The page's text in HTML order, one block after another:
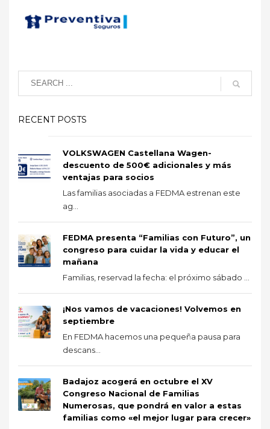
RECENT POSTS
VOLKSWAGEN Castellana Wagen-
descuento de 500€ adicionales y más
ventajas para socios
Las familias asociadas a FEDMA estrenan este
ag...
FEDMA presenta “Familias con Futuro”, un
congreso para cuidar la vida y educar el
mañana
Familias, reservad la fecha: el próximo sábado ...
¡Nos vamos de vacaciones! Volvemos en
septiembre
En FEDMA hacemos una pequeña pausa para
descans...
Badajoz acogerá en octubre el XV
Congreso Nacional de Familias
Numerosas, que pondrá en valor a estas
familias como «el mejor lugar para crecer»